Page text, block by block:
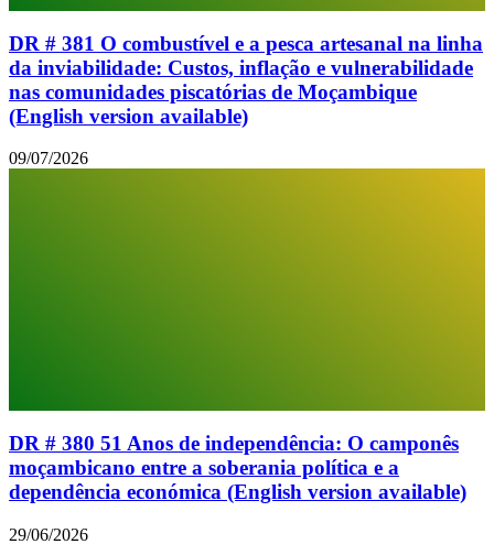
DR # 381 O combustível e a pesca artesanal na linha
da inviabilidade: Custos, inflação e vulnerabilidade
nas comunidades piscatórias de Moçambique
(English version available)
09/07/2026
DR # 380 51 Anos de independência: O camponês
moçambicano entre a soberania política e a
dependência económica (English version available)
29/06/2026